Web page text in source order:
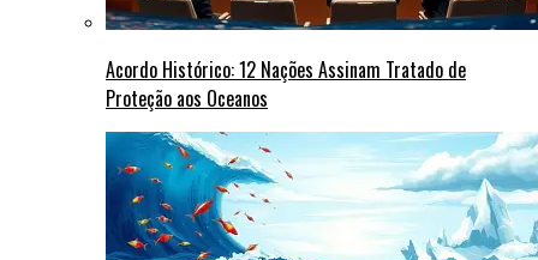
Acordo Histórico: 12 Nações Assinam Tratado de
Proteção aos Oceanos